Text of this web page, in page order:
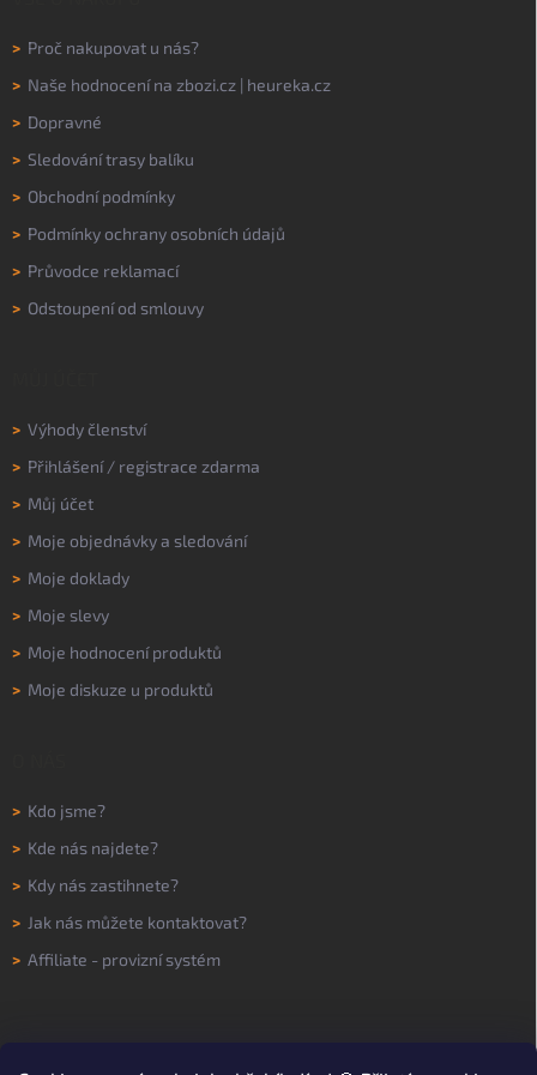
> Proč nakupovat u nás?
> Naše hodnocení na zbozi.cz | heureka.cz
> Dopravné
> Sledování trasy balíku
> Obchodní podmínky
> Podmínky ochrany osobních údajů
> Průvodce reklamací
> Odstoupení od smlouvy
> Výhody členství
> Přihlášení/ registrace zdarma
> Můj účet
> Moje objednávky a sledování
> Moje doklady
> Moje slevy
> Moje hodnocení produktů
> Moje diskuze u produktů
> Kdo jsme?
> Kde nás najdete?
> Kdy nás zastihnete?
> Jak nás můžete kontaktovat?
> Affiliate - provizní systém